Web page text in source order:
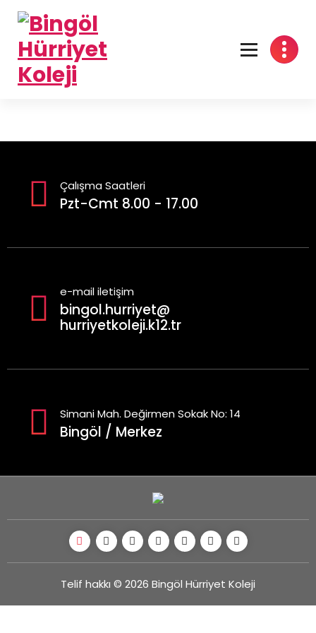
Çalışma Saatleri
Pzt-Cmt 8.00 - 17.00
e-mail iletişim
bingol.hurriyet@
hurriyetkoleji.k12.tr
Simani Mah. Değirmen Sokak No: 14
Bingöl / Merkez
Telif hakkı © 2026 Bingöl Hürriyet Koleji